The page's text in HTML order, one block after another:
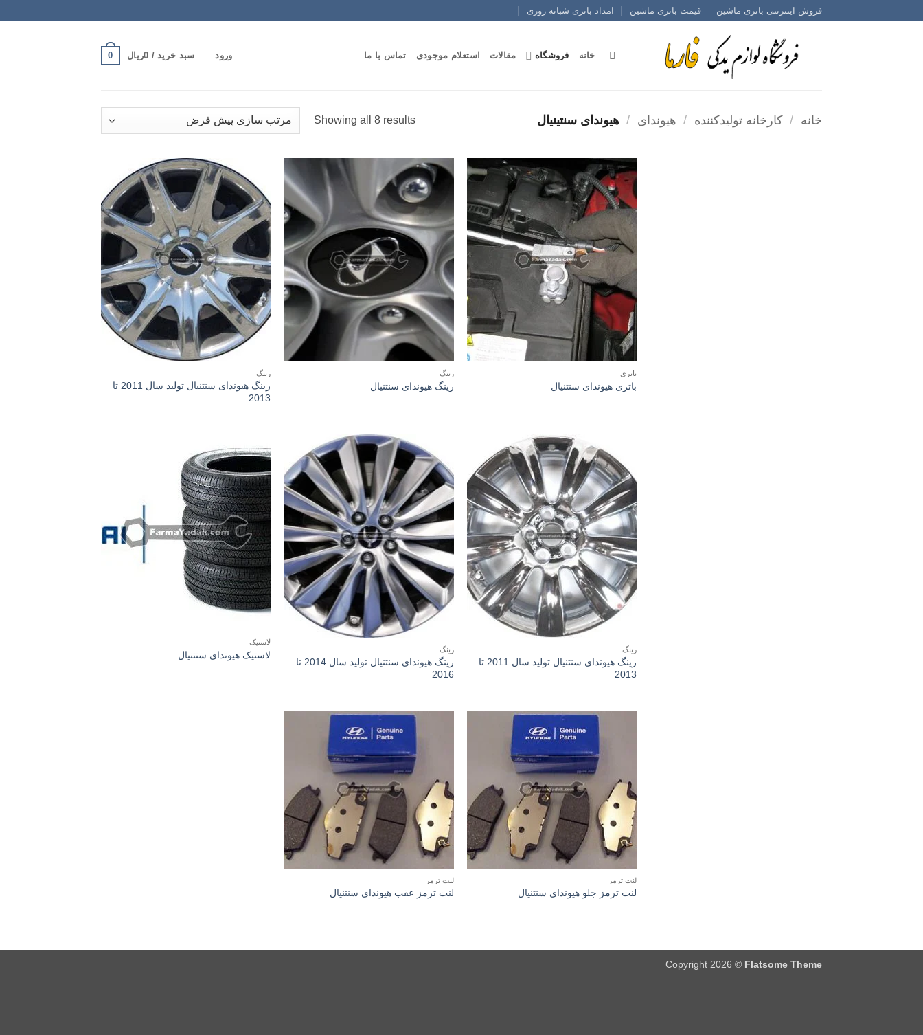
to
فروش اینترنتی باتری ماشین قیمت باتری ماشین امداد باتری شبانه روزی
خانه فروشگاه مقالات استعلام موجودی تماس با ما ورود سبد خرید / 0ریال 0
خانه / کارخانه تولیدکننده / هیوندای / هیوندای سنتینیال Showing all 8 results
باتری
باتری هیوندای سنتنیال
رینگ
رینگ هیوندای سنتنیال
رینگ
رینگ هیوندای سنتنیال تولید سال 2011 تا
2013
رینگ
رینگ هیوندای سنتنیال تولید سال 2011 تا
2013
رینگ
رینگ هیوندای سنتنیال تولید سال 2014 تا
2016
لاستیک
لاستیک هیوندای سنتنیال
لنت ترمز
لنت ترمز جلو هیوندای سنتنیال
لنت ترمز
لنت ترمز عقب هیوندای سنتنیال
Copyright 2026 © Flatsome Theme